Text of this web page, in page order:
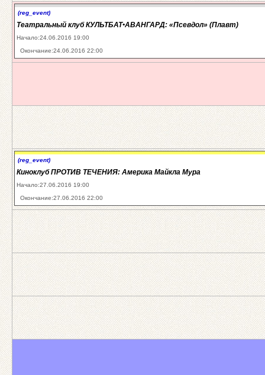
(reg_event)
Театральный клуб КУЛЬТБАТ•АВАНГАРД: «Псевдол» (Плавт)
Начало:24.06.2016 19:00
Окончание:24.06.2016 22:00
(reg_event)
Киноклуб ПРОТИВ ТЕЧЕНИЯ: Америка Майкла Мура
Начало:27.06.2016 19:00
Окончание:27.06.2016 22:00